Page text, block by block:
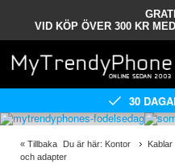
VID KÖP ÖVER 300 KR
30
« Tillbaka Du är här: Kontor
och adapter